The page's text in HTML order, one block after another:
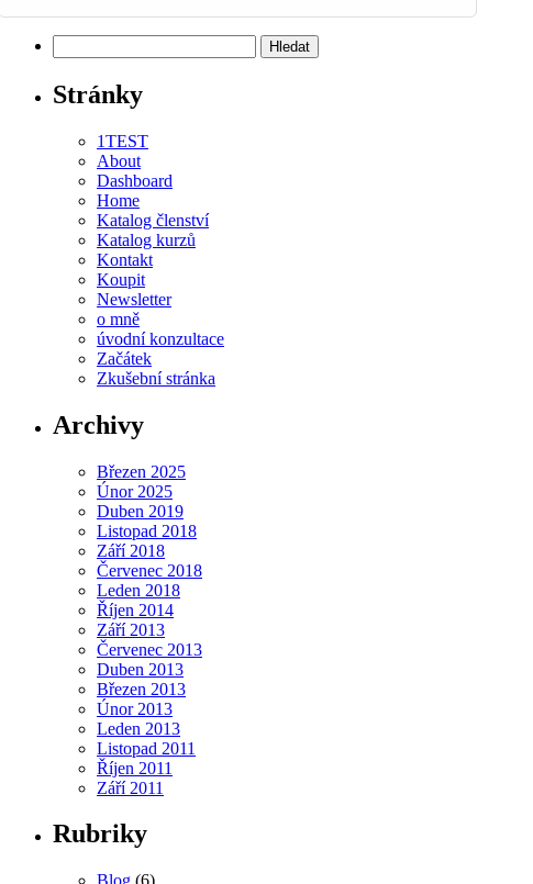
Stránky
1TEST
About
Dashboard
Home
Katalog členství
Katalog kurzů
Kontakt
Koupit
Newsletter
o mně
úvodní konzultace
Začátek
Zkušební stránka
Archivy
Březen 2025
Únor 2025
Duben 2019
Listopad 2018
Září 2018
Červenec 2018
Leden 2018
Říjen 2014
Září 2013
Červenec 2013
Duben 2013
Březen 2013
Únor 2013
Leden 2013
Listopad 2011
Říjen 2011
Září 2011
Rubriky